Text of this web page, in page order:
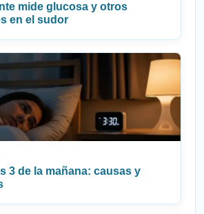
mide glucosa y otros
en el sudor
3 de la mañana: causas y